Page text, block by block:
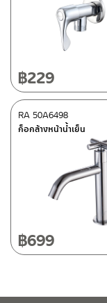
ศูนย์บริการและอะไหล่
662/61-62 ถนน พระ
โทร: 02-358-0080 /
ศูนย์บริการและอะไหล่
118/33 โครงการอร
โทร: 080-075-2626
วันจันทร์ – วันศุกร์ เว
วันเสาร์ เวลา 8:30-
ติดต่อพนักงานขาย /
โทร: 02-285-5795
ติดต่อ ชาญไพบูลย์ /
฿229
ก็อกล้างหน้าน้ำเย็น
RA 50A6498
฿699